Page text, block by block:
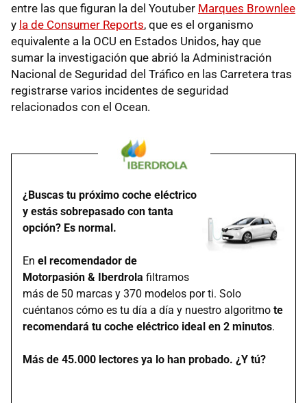
entre las que figuran la del Youtuber Marques Brownlee
y la de Consumer Reports, que es el organismo
equivalente a la OCU en Estados Unidos, hay que
sumar la investigación que abrió la Administración
Nacional de Seguridad del Tráfico en las Carretera tras
registrarse varios incidentes de seguridad
relacionados con el Ocean.
¿Buscas tu próximo coche eléctrico
y estás sobrepasado con tanta
opción? Es normal.
En el recomendador de
Motorpasión & Iberdrola filtramos
más de 50 marcas y 370 modelos por ti. Solo
cuéntanos cómo es tu día a día y nuestro algoritmo te
recomendará tu coche eléctrico ideal en 2 minutos.
Más de 45.000 lectores ya lo han probado. ¿Y tú?